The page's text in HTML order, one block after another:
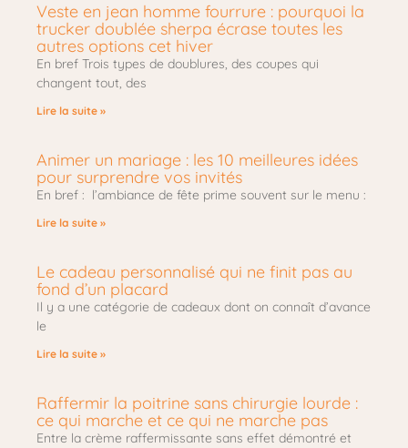
Veste en jean homme fourrure : pourquoi la
trucker doublée sherpa écrase toutes les
autres options cet hiver
En bref Trois types de doublures, des coupes qui
changent tout, des
Lire la suite »
Animer un mariage : les 10 meilleures idées
pour surprendre vos invités
En bref : l’ambiance de fête prime souvent sur le menu :
Lire la suite »
Le cadeau personnalisé qui ne finit pas au
fond d’un placard
Il y a une catégorie de cadeaux dont on connaît d’avance
le
Lire la suite »
Raffermir la poitrine sans chirurgie lourde :
ce qui marche et ce qui ne marche pas
Entre la crème raffermissante sans effet démontré et